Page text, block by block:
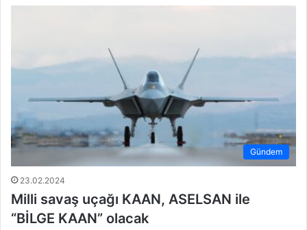
Gündem
23.02.2024
Milli savaş uçağı KAAN, ASELSAN ile
“BİLGE KAAN” olacak